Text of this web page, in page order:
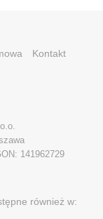
Kontakt
141962729
również w: